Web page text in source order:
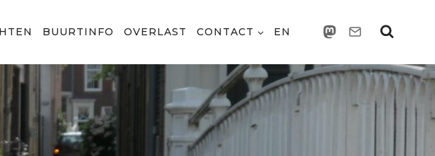
BUURTINFO OVERLAST CONTACT EN